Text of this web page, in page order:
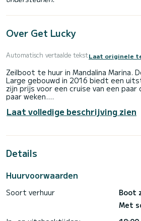
Over Get Lucky
Automatisch vertaalde tekstLaat originele
Zeilboot te huur in Mandalina Marina.
Large gebouwd in 2016 biedt een
zijn prijs voor een cruise van een
paar weken.
De boot heeft 4 hutten met totaal
capaciteit van 10 passagiers. Met
doorbrengen van buitengewone
een Rolgenua. Het heeft de
Automatische piloot,
Laat volledige beschrijving zien
Details
Huurvoorwaarden
Soort verhuur
Boot
Met